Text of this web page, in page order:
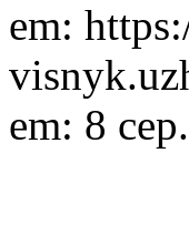
em:
em: 8